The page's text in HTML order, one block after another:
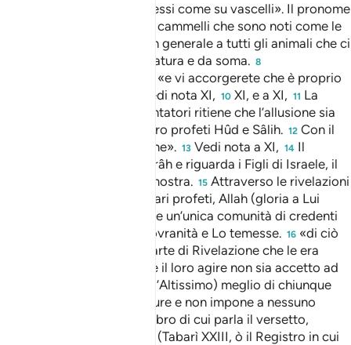
Anche: «Viaggiate su di essi come su vascelli». Il pronome
si riferisce in particolare ai cammelli che sono noti come le
«navi del deserto», e, più in generale a tutti gli animali che ci
possono servire da cavalcatura e da soma. 8
«Osservatelo…»: nel senso «e vi accorgerete che è proprio
Vedi nota XI, 10 XI, e a XI, 11 La
maggior parte dei commentatori ritiene che l’allusione sia
agli ‘Ad o ai Thamùd e ai loro profeti Hûd e Sâlih. 12 Con il
senso di «assurdità, illusione». 13 Vedi nota a XI, 14 Il
versetto si riferisce alla Torâh e riguarda i Figli di Israele, il
plurale «seguissero» lo dimostra. 15 Attraverso le rivelazioni
date successivamente ai vari profeti, Allah (gloria a Lui
l’Altissimo) ha voluto creare un’unica comunità di credenti
che riconoscesse la Sua sovranità e Lo temesse. 16 «di ciò
che possiede»: di quella parte di Rivelazione che le era
Temendo che il loro agire non sia accetto ad
Allah (gloria a Lui l’Altissimo) meglio di chiunque
altro conosce le Sue creature e non impone a nessuno
carichi troppo gravosi. Il Libro di cui parla il versetto,
secondo l’esegesi classica (Tabarì XXIII, ò il Registro in cui